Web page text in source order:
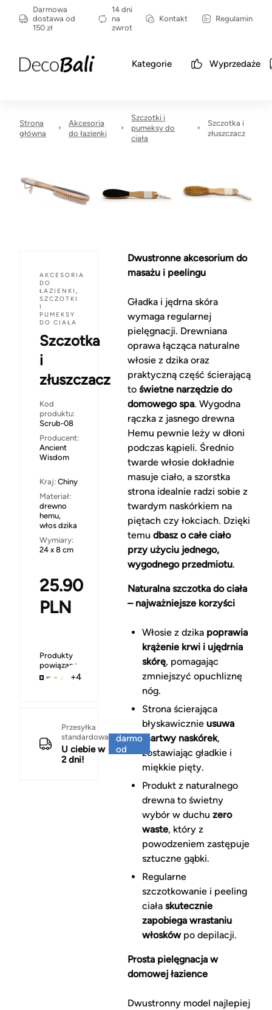
Darmowa
dostawa od
150 zł
14 dni
na
zwrot
Kontakt Regulamin
Kategorie Wyprzedaże
Strona
główna
Akcesoria
do łazienki
Szczotki i
pumeksy do
ciała
Szczotka i
złuszczacz
AKCESORIA
DO
ŁAZIENKI ,
SZCZOTKI
I
PUMEKSY
DO CIAŁA
Szczotka
i
złuszczacz
Kod
produktu:
Scrub-08
Producent:
Ancient
Wisdom
Kraj: Chiny
Materiał:
drewno
hemu,
włos dzika
Wymiary:
24 x 8 cm
25.90
PLN
Produkty
powiązane
+4
Przesyłka
standardowa
U ciebie w
2 dni!
darmo
od
Dwustronne akcesorium do
masażu i peelingu
Gładka i jędrna skóra
wymaga regularnej
pielęgnacji. Drewniana
oprawa łącząca naturalne
włosie z dzika oraz
praktyczną część ścierającą
to świetne narzędzie do
domowego spa. Wygodna
rączka z jasnego drewna
Hemu pewnie leży w dłoni
podczas kąpieli. Średnio
twarde włosie dokładnie
masuje ciało, a szorstka
strona idealnie radzi sobie z
twardym naskórkiem na
piętach czy łokciach. Dzięki
temu dbasz o całe ciało
przy użyciu jednego,
wygodnego przedmiotu.
Naturalna szczotka do ciała
– najważniejsze korzyści
Włosie z dzika poprawia
krążenie krwi i ujędrnia
skórę, pomagając
zmniejszyć opuchliznę
nóg.
Strona ścierająca
błyskawicznie usuwa
martwy naskórek,
zostawiając gładkie i
miękkie pięty.
Produkt z naturalnego
drewna to świetny
wybór w duchu zero
waste, który z
powodzeniem zastępuje
sztuczne gąbki.
Regularne
szczotkowanie i peeling
ciała skutecznie
zapobiega wrastaniu
włoskówpo depilacji.
Prosta pielęgnacja w
domowej łazience
Dwustronny model najlepiej